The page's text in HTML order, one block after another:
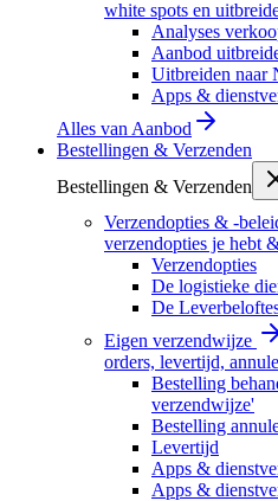
white spots en
Analyses
Aanbod
Uitbreiden naar
Apps &
Alles van Aanbod
Bestellingen & Verzenden
Bestellingen & Verzenden
Verzendopties & -
verzendopties je hebt
Verzendopties
De logistieke
De
Eigen verzendwijze
orders, levertijd,
Bestelling
verzendwijze'
Bestelling
Levertijd
Apps &
Apps &